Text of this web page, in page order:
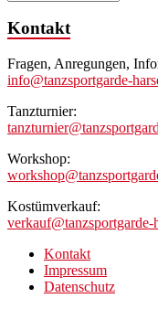
Kontakt
Fragen, Anregungen,
info@tanzsportgarde-
Tanzturnier:
Workshop:
Kostümverkauf:
Kontakt
Impressum
Datenschutz